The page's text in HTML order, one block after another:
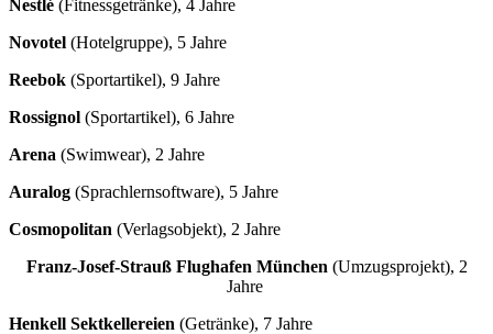
Nestlé (Fitnessgetränke), 4 Jahre
Novotel (Hotelgruppe), 5 Jahre
Reebok (Sportartikel), 9 Jahre
Rossignol (Sportartikel), 6 Jahre
Arena (Swimwear), 2 Jahre
Auralog (Sprachlernsoftware), 5 Jahre
Cosmopolitan (Verlagsobjekt), 2 Jahre
Franz-Josef-Strauß Flughafen München (Umzugsprojekt), 2
Jahre
Henkell Sektkellereien (Getränke), 7 Jahre